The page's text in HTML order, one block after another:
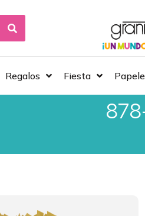
Regalos Fiesta